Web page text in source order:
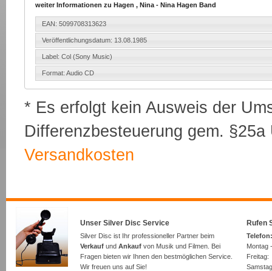
weiter Informationen zu Hagen , Nina - Nina Hagen Band
EAN: 5099708313623
Veröffentlichungsdatum: 13.08.1985
Label: Col (Sony Music)
Format: Audio CD
* Es erfolgt kein Ausweis der
Differenzbesteuerung gem.
Versandkosten
Unser Silver Disc Service
Silver Disc ist Ihr professioneller Partner beim
Verkauf und Ankauf von Musik und Filmen. Bei
Fragen bieten wir Ihnen den bestmöglichen Service.
Wir freuen uns auf Sie!
Rufen
Montag